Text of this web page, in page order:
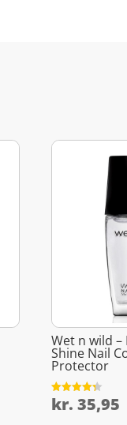
Wet n wild –
Shine Nail
Protector
Vurderet
4.3
kr. 35,95